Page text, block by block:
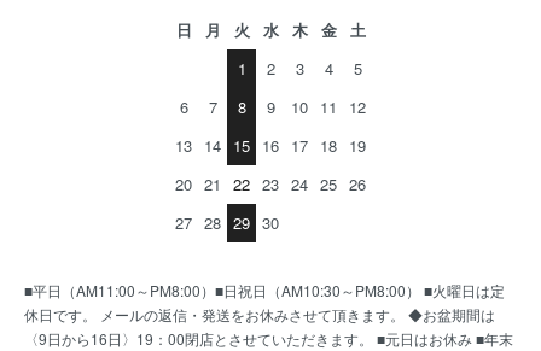
日 月 火 水 木 金
土
1
2 3 4
5
6
7 8 9 10 11
12
13 14 15 16 17 18 19
20 21 22 23 24 25 26
27 28 29 30
■平日（AM11:00～PM8:00）■日祝日（AM10:30～PM8:00） ■火曜日は定
休日です。 メールの返信・発送をお休みさせて頂きます。 ◆お盆期間は
〈9日から16日〉19：00閉店とさせていただきます。 ■元日はお休み ■年末